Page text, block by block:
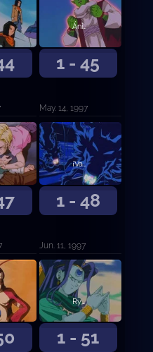
1 - 45
Ánimo Goku. El plan para escapar del infierno
May. 14, 1997
y C-18
1 - 48
¡Vaya sorpresa! El enemigo es Shenron
Jun. 11, 1997
1 - 51
Ryu Shinron. El punto débil es el ataque del tornado gigante